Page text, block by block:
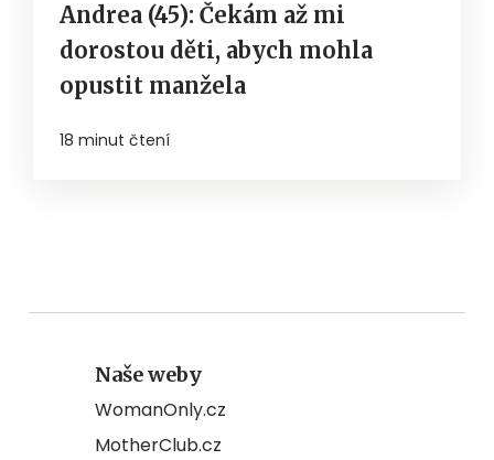
Andrea (45): Čekám až mi
dorostou děti, abych mohla
opustit manžela
18 minut čtení
Naše weby
WomanOnly.cz
MotherClub.cz